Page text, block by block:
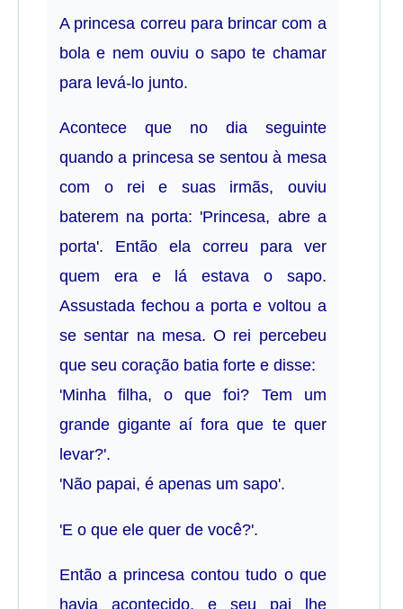
A princesa correu para brincar com a
bola e nem ouviu o sapo te chamar
para levá-lo junto.
Acontece que no dia seguinte
quando a princesa se sentou à mesa
com o rei e suas irmãs, ouviu
baterem na porta: 'Princesa, abre a
porta'. Então ela correu para ver
quem era e lá estava o sapo.
Assustada fechou a porta e voltou a
se sentar na mesa. O rei percebeu
que seu coração batia forte e disse:
'Minha filha, o que foi? Tem um
grande gigante aí fora que te quer
levar?'.
'Não papai, é apenas um sapo'.
'E o que ele quer de você?'.
Então a princesa contou tudo o que
havia acontecido, e seu pai lhe